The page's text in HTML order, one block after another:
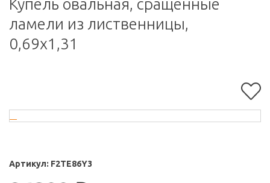
Купель овальная, сращенные
ламели из лиственницы,
0,69х1,31
Артикул: F2TE86Y3